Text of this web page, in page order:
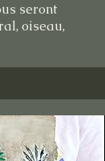
seront
oiseau,